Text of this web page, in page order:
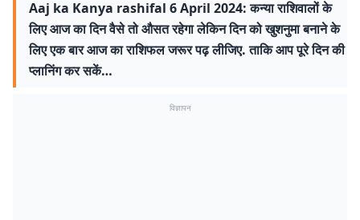
Aaj ka Kanya rashifal 6 April 2024: कन्या राशिवालों के
लिए आज का दिन वैसे तो औसत रहेगा लेकिन दिन को खुशनुमा बनाने के
लिए एक बार आज का राशिफल जरूर पढ़ लीजिए. ताकि आप पूरे दिन की
प्लानिंग कर सकें…
विज्ञापन